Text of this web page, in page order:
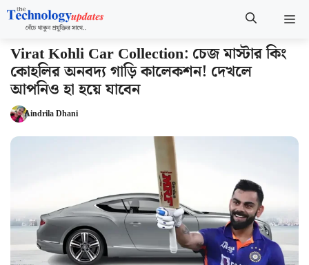
Skip
content
Virat Kohli Car Collection: চেজ মাস্টার কিং
কোহলির অনবদ্য গাড়ি কালেকশন! দেখলে
আপনিও হা হয়ে যাবেন
Aindrila Dhani